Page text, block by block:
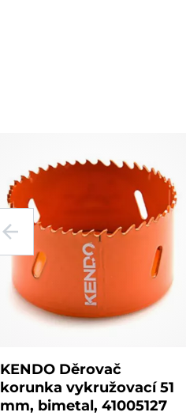
KENDO Děrovač
korunka vykružovací 51
mm, bimetal, 41005127